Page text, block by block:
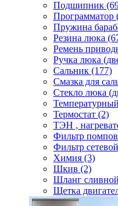
Подшипник
Программатор
Пружина
Резина люка
Ремень
Ручка люка
Сальник (177)
Смазка для
Стекло люка
Термостат (2)
ТЭН ,
Фильтр
Фильтр
Химия (3)
Шкив (2)
Шланг
Щетка